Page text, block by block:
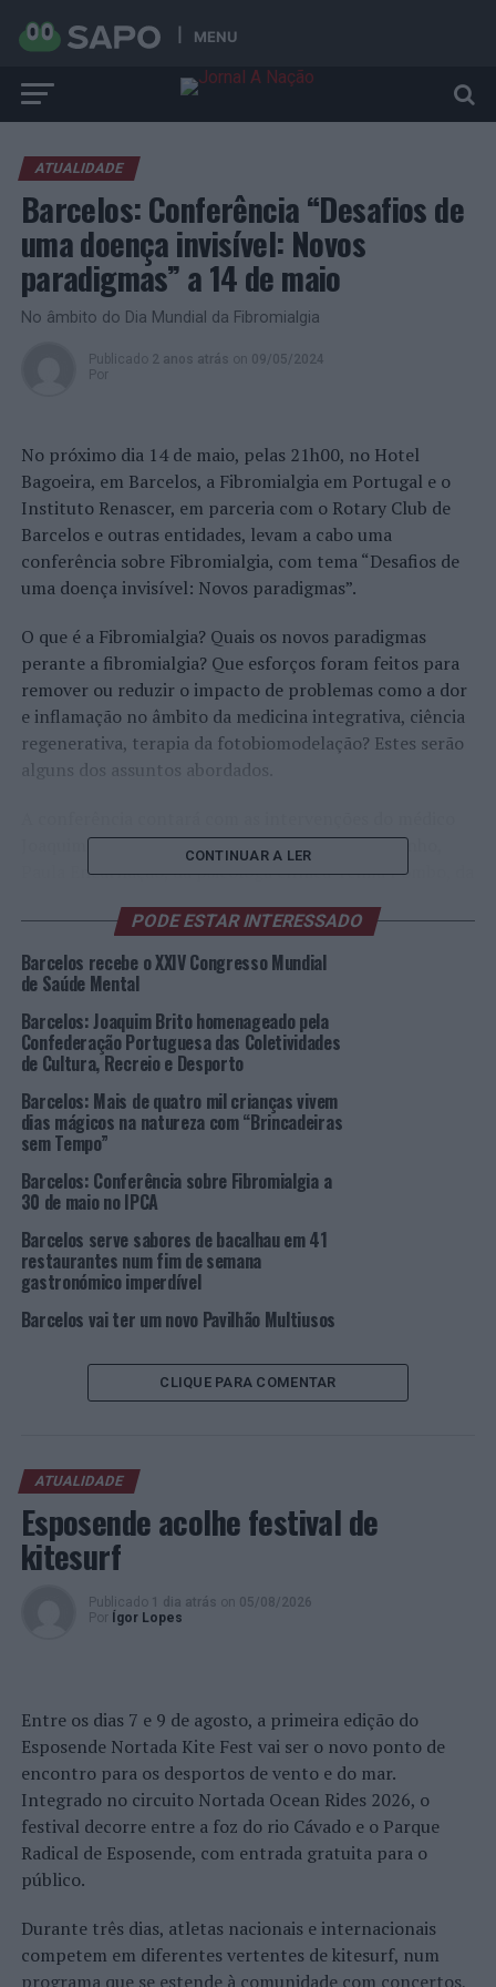
MENU
ATUALIDADE
Barcelos: Conferência “Desafios de
uma doença invisível: Novos
paradigmas” a 14 de maio
No âmbito do Dia Mundial da Fibromialgia
Publicado 2 anos atrás on 09/05/2024
Por
No próximo dia 14 de maio, pelas 21h00, no Hotel
Bagoeira, em Barcelos, a Fibromialgia em Portugal e o
Instituto Renascer, em parceria com o Rotary Club de
Barcelos e outras entidades, levam a cabo uma
conferência sobre Fibromialgia, com tema “Desafios de
uma doença invisível: Novos paradigmas”.
O que é a Fibromialgia? Quais os novos paradigmas
perante a fibromialgia? Que esforços foram feitos para
remover ou reduzir o impacto de problemas como a dor
e inflamação no âmbito da medicina integrativa, ciência
regenerativa, terapia da fotobiomodelação? Estes serão
alguns dos assuntos abordados.
Joaquim Sá, da professora da Universidade do Minho,
Paula Encarnação, da psicóloga clínica Telma Pombo, da
Diretor da Fibromialgia em Portugal e Instituto
Renascer, Jorge Mandim.
diminuir o estigma associado a esta doença invisível e
incapacitante. A fibromialgia é uma condição complexa
e multifacetada, que afeta cada pessoa de forma
diferente, impactando negativamente o sistema
imunológico da pessoa. Abordar e discutir a importância
de uma abordagem holística no tratamento da
fibromialgia torna-se fulcral. Sabemos que a fibromialgia
pode ter efeitos significativos nas pessoas e que muitas
vezes há falta de compreensão desta condição e dos seus
sintomas, o que poderá levar à estigmatização e ao
preconceito. Estes últimos, por sua vez, afetam a
autoestima e a saúde mental das pessoas que vivem com
A data 12 de maio, Dia Mundial da Fibromialgia, foi
britânico que melhorou a assistência médica e fundou a
primeira Escola de Enfermagem. Nightingale passou os
últimos 50 anos da sua vida acamada, uma vez que
sofreu de uma doença crónica e muitos dos seus
identificados) aos da Fibromialgia e da Síndrome de
nervoso central, acompanhada pelas especialidades de
Neurologia, Reumatologia, com uma equipa
multidisciplinar e requer tratamentos de reabilitação
permanentes, uma vez que os doentes apresentam
lentificação motora e cognitiva.
A páginawww.fibromialgiaemportugal.pté destinada a
pessoas que sofrem de fibromialgia em Portugal e tem
como objetivos a defesa e promoção dos direitos e
interesses das pessoas com Fibromialgia-Dor e suas
famílias. A página é gerida por Ana dos Santos e Jorge
CONTINUAR A LER
PODE ESTAR INTERESSADO
Barcelos recebe o XXIV Congresso Mundial
de Saúde Mental
Barcelos: Joaquim Brito homenageado pela
Confederação Portuguesa das Coletividades
de Cultura, Recreio e Desporto
Barcelos: Mais de quatro mil crianças vivem
dias mágicos na natureza com “Brincadeiras
sem Tempo”
Barcelos: Conferência sobre Fibromialgia a
30 de maio no IPCA
Barcelos serve sabores de bacalhau em 41
restaurantes num fim de semana
gastronómico imperdível
Barcelos vai ter um novo Pavilhão Multiusos
CLIQUE PARA COMENTAR
ATUALIDADE
Esposende acolhe festival de
kitesurf
Publicado 1 dia atrás on 05/08/2026
Por
Ígor Lopes
Entre os dias 7 e 9 de agosto, a primeira edição do
Esposende Nortada Kite Fest vai ser o novo ponto de
encontro para os desportos de vento e do mar.
Integrado no circuito Nortada Ocean Rides 2026, o
festival decorre entre a foz do rio Cávado e o Parque
Radical de Esposende, com entrada gratuita para o
público.
Durante três dias, atletas nacionais e internacionais
competem em diferentes vertentes de kitesurf, num
programa que se estende à comunidade com concertos,